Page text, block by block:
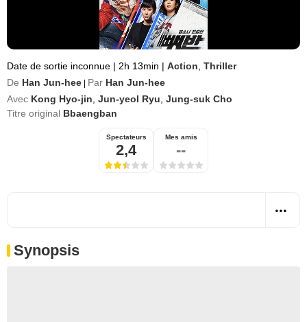
Date de sortie inconnue | 2h 13min | Action Thriller
De Han Jun-hee Par Han Jun-hee
Avec Kong Hyo-jin Jun-yeol Ryu Jung-suk Cho
Titre original Bbaengban
Spectateurs
2,4
Mes amis
--
Synopsis